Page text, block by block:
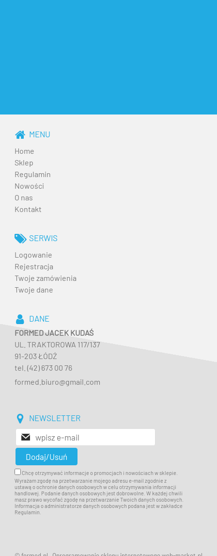
MENU
Home
Sklep
Regulamin
Nowości
O nas
Kontakt
SERWIS
Logowanie
Rejestracja
Twoje zamówienia
Twoje dane
DANE
FORMED JACEK KUDAŚ
UL. TRAKTOROWA 117/137
91-203 ŁÓDŹ
tel. (42) 673 00 76
formed.biuro@gmail.com
NEWSLETTER
Chcę otrzymywać informacje o promocjach i nowościach w sklepie.
Wyrażam zgodę na przetwarzanie mojego adresu e-mail zgodnie z
ustawą o ochronie danych osobowych w celu otrzymywania informacji
handlowej. Podanie danych osobowych jest dobrowolne. W każdej chwili
masz prawo wycofać zgodę na przetwarzanie Twoich danych osobowych.
Informacja o administratorze danych osobowych podana jest w zakładce
Regulamin.